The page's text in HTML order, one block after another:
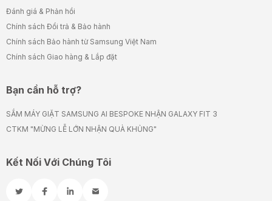
Đánh giá & Phản hồi
Chính sách Đổi trả & Bảo hành
Chính sách Bảo hành từ Samsung Việt Nam
Chính sách Giao hàng & Lắp đặt
Bạn cần hỗ trợ?
SẮM MÁY GIẶT SAMSUNG AI BESPOKE NHẬN GALAXY FIT 3
CTKM "MỪNG LỄ LỚN NHẬN QUÀ KHỦNG"
Kết Nối Với Chúng Tôi